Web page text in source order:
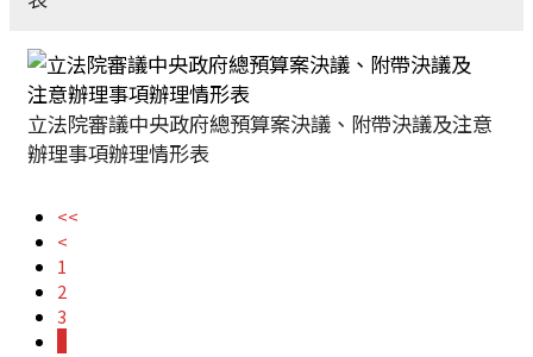
立法院審議中央政府總預算案決議、附帶決議及注意
辦理事項辦理情形表
<<
<
1
2
3